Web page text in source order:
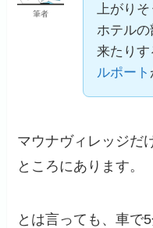
筆者
上がりそ
ホテルの
来たりす
ルポート
マウナヴィレッジだ
ところにあります。
とは言っても、車で5